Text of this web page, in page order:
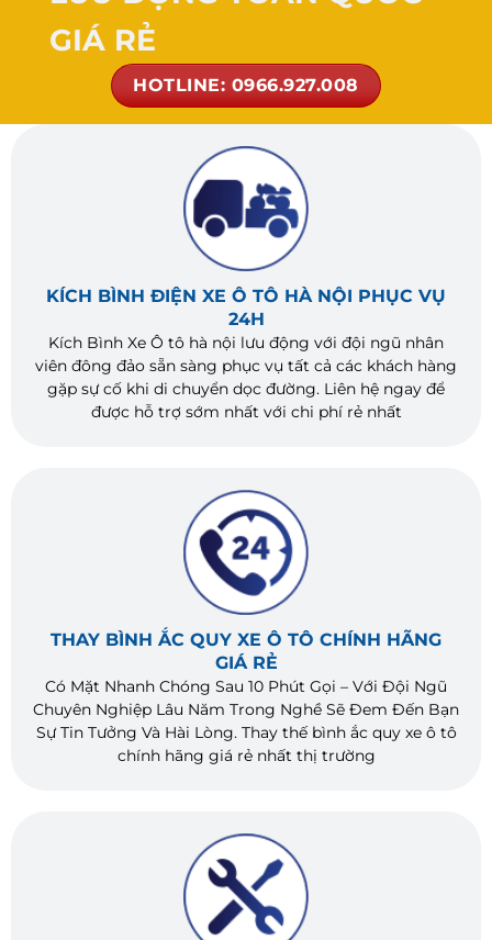
GIÁ RẺ
HOTLINE: 0966.927.008
KÍCH BÌNH ĐIỆN XE Ô TÔ HÀ NỘI PHỤC VỤ
24H
Kích Bình Xe Ô tô hà nội lưu động với đội ngũ nhân
viên đông đảo sẵn sàng phục vụ tất cả các khách hàng
gặp sự cố khi di chuyển dọc đường. Liên hệ ngay để
được hỗ trợ sớm nhất với chi phí rẻ nhất
THAY BÌNH ẮC QUY XE Ô TÔ CHÍNH HÃNG
GIÁ RẺ
Có Mặt Nhanh Chóng Sau 10 Phút Gọi – Với Đội Ngũ
Chuyên Nghiệp Lâu Năm Trong Nghề Sẽ Đem Đến Bạn
Sự Tin Tưởng Và Hài Lòng. Thay thế bình ắc quy xe ô tô
chính hãng giá rẻ nhất thị trường